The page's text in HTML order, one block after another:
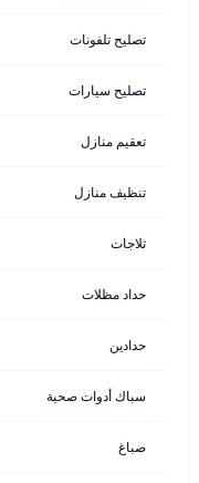
تصليح تلفونات
تصليح سيارات
تعقيم منازل
تنظيف منازل
ثلاجات
حداد مظلات
حدادين
سباك أدوات صحية
صباغ